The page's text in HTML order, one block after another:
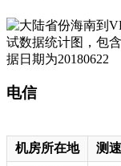
电信
机房所在地
测